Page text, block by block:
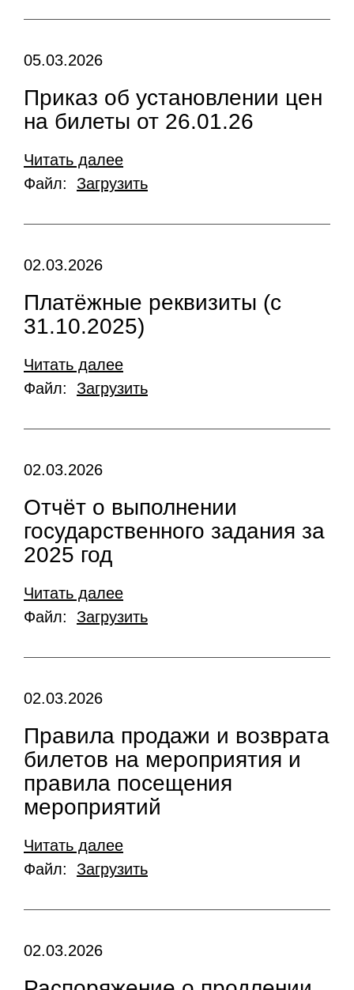
05.03.2026
Приказ об установлении цен
на билеты от 26.01.26
Читать далее
Файл: Загрузить
02.03.2026
Платёжные реквизиты (с
31.10.2025)
Читать далее
Файл: Загрузить
02.03.2026
Отчёт о выполнении
государственного задания за
2025 год
Читать далее
Файл: Загрузить
02.03.2026
Правила продажи и возврата
билетов на мероприятия и
правила посещения
мероприятий
Читать далее
Файл: Загрузить
02.03.2026